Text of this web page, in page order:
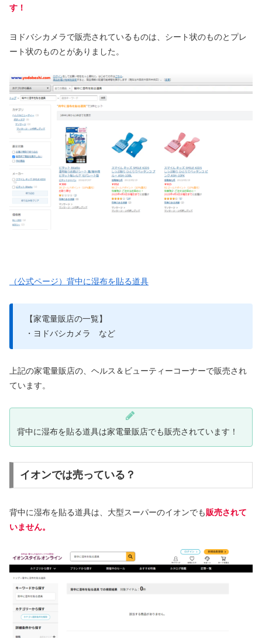
す！
ヨドバシカメラで販売されているものは、シート状のものとプレ
ート状のものとがありました。
（公式ページ）背中に湿布を貼る道具
【家電量販店の一覧】
・ヨドバシカメラ など
上記の家電量販店の、ヘルス＆ビューティーコーナーで販売され
ています。
背中に湿布を貼る道具は家電量販店でも販売されています！
イオンでは売っている？
背中に湿布を貼る道具は、大型スーパーのイオンでも販売されて
いません。